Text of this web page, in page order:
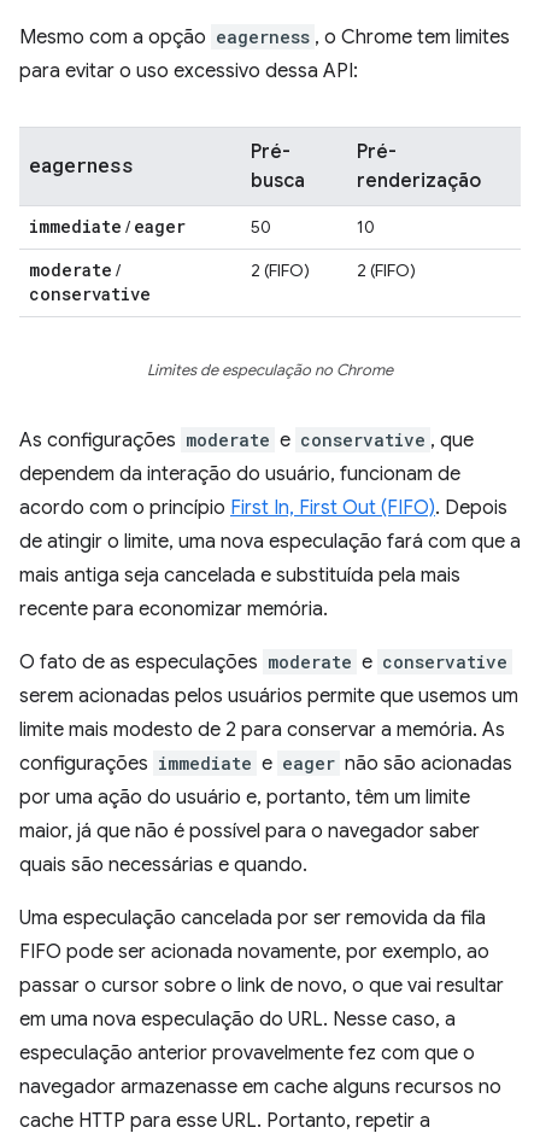
Mesmo com a opção eagerness , o Chrome tem limites
para evitar o uso excessivo dessa API:
eagerness
Pré-
busca
Pré-
renderização
immediate / eager 50 10
moderate /
conservative
2 (FIFO) 2 (FIFO)
Limites de especulação no Chrome
As configurações moderate e conservative , que
dependem da interação do usuário, funcionam de
acordo com o princípio First In, First Out (FIFO). Depois
de atingir o limite, uma nova especulação fará com que a
mais antiga seja cancelada e substituída pela mais
recente para economizar memória.
O fato de as especulações moderate e conservative
serem acionadas pelos usuários permite que usemos um
limite mais modesto de 2 para conservar a memória. As
configurações immediate e eager não são acionadas
por uma ação do usuário e, portanto, têm um limite
maior, já que não é possível para o navegador saber
quais são necessárias e quando.
Uma especulação cancelada por ser removida da fila
FIFO pode ser acionada novamente, por exemplo, ao
passar o cursor sobre o link de novo, o que vai resultar
em uma nova especulação do URL. Nesse caso, a
especulação anterior provavelmente fez com que o
navegador armazenasse em cache alguns recursos no
cache HTTP para esse URL. Portanto, repetir a